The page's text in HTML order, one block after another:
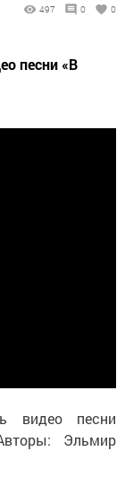
497 0 0
песни «В
видео песни
Эльмир